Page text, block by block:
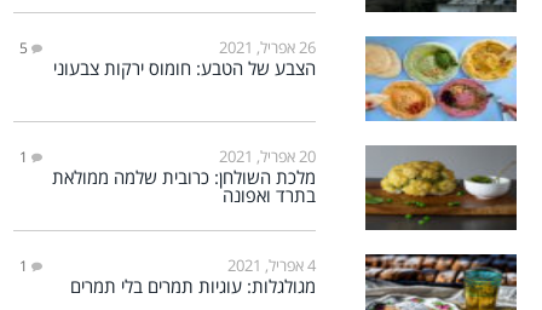
26 אפריל, 2021 5
הצבע של הטבע: חומוס ירקות צבעוני
20 אפריל, 2021 1
מלכת השולחן: כרובית שלמה ממולאת
בתרד ואפונה
4 אפריל, 2021 1
מגולגלות: עוגיות תמרים בלי תמרים